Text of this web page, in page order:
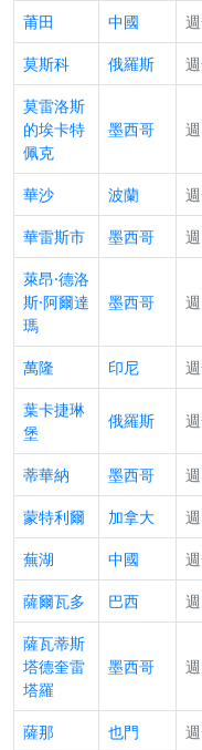
莆田
中國
莫斯科
俄羅斯
莫雷洛斯
的埃卡特
佩克
墨西哥
華沙 波蘭
華雷斯市
墨西哥
萊昂·德洛
斯·阿爾達
瑪
墨西哥
萬隆 印尼
葉卡捷琳
堡
俄羅斯
蒂華納 墨西哥
蒙特利爾
加拿大
蕪湖
中國
薩爾瓦多
巴西
薩瓦蒂斯
塔德奎雷
塔羅
墨西哥
薩那 也門